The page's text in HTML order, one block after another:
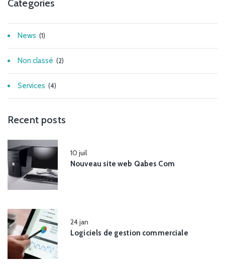
Categories
News (1)
Non classé (2)
Services (4)
Recent posts
10 juil
Nouveau site web Qabes Com
24jan
Logiciels de gestion commerciale